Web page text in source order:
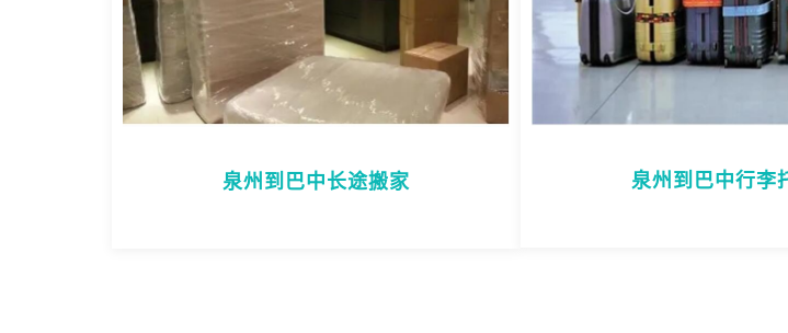
泉州到巴中长途搬家 泉州到巴中行李